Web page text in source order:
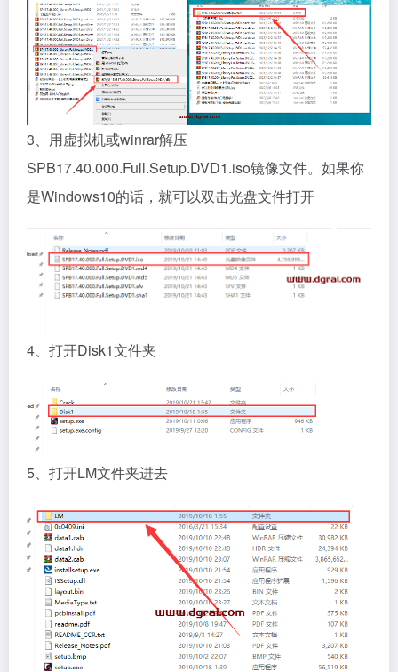
3、用虚拟机或winrar解压
SPB17.40.000.Full.Setup.DVD1.iso镜像文件。如果你
是Windows10的话，就可以双击光盘文件打开
4、打开Disk1文件夹
5、打开LM文件夹进去